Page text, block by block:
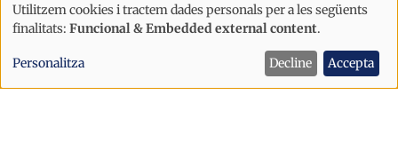
Ús
de
dades
Utilitzem cookies i tractem dades personals per a les següents
finalitats: Funcional & Embedded external content.
Personalitza Decline Accepta